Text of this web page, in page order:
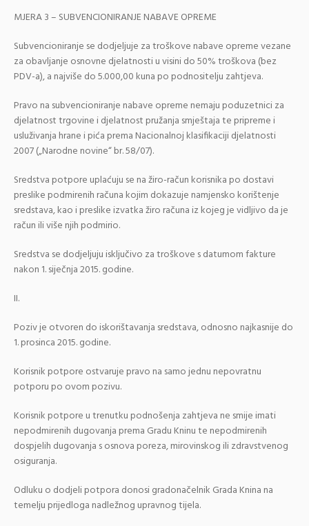
MJERA 3 – SUBVENCIONIRANJE NABAVE OPREME
Subvencioniranje se dodjeljuje za troškove nabave opreme vezane
za obavljanje osnovne djelatnosti u visini do 50% troškova (bez
PDV-a), a najviše do 5.000,00 kuna po podnositelju zahtjeva.
Pravo na subvencioniranje nabave opreme nemaju poduzetnici za
djelatnost trgovine i djelatnost pružanja smještaja te pripreme i
usluživanja hrane i pića prema Nacionalnoj klasifikaciji djelatnosti
2007 („Narodne novine“ br. 58/07).
Sredstva potpore uplaćuju se na žiro-račun korisnika po dostavi
preslike podmirenih računa kojim dokazuje namjensko korištenje
sredstava, kao i preslike izvatka žiro računa iz kojeg je vidljivo da je
račun ili više njih podmirio.
Sredstva se dodjeljuju isključivo za troškove s datumom fakture
nakon 1. siječnja 2015. godine.
II.
Poziv je otvoren do iskorištavanja sredstava, odnosno najkasnije do
1. prosinca 2015. godine.
Korisnik potpore ostvaruje pravo na samo jednu nepovratnu
potporu po ovom pozivu.
Korisnik potpore u trenutku podnošenja zahtjeva ne smije imati
nepodmirenih dugovanja prema Gradu Kninu te nepodmirenih
dospjelih dugovanja s osnova poreza, mirovinskog ili zdravstvenog
osiguranja.
Odluku o dodjeli potpora donosi gradonačelnik Grada Knina na
temelju prijedloga nadležnog upravnog tijela.